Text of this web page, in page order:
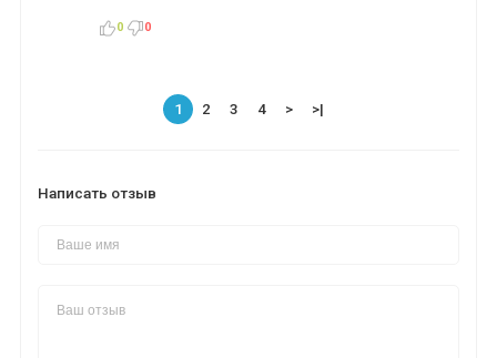
0 0
1 2 3 4 > >|
Написать отзыв